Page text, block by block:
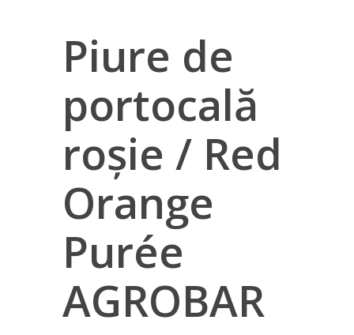
Piure de
portocală
roşie / Red
Orange
Purée
AGROBAR